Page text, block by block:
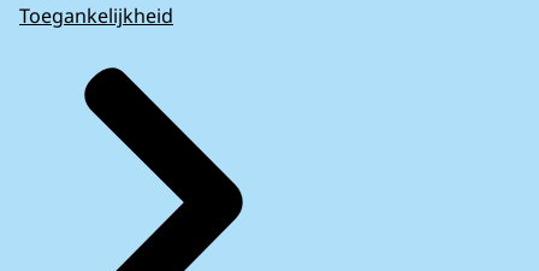
Toegankelijkheid